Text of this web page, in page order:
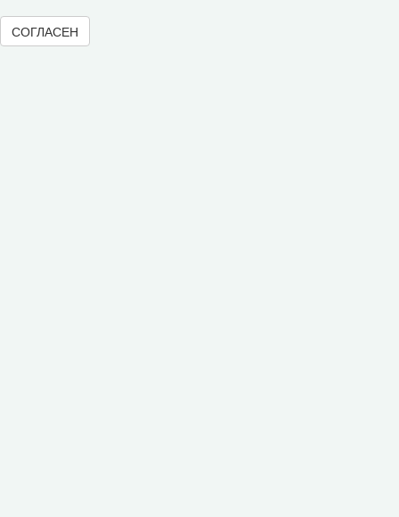
июля, 2018 г.
СОГЛАСЕН